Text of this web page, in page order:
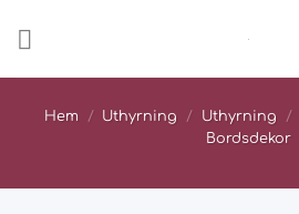
Hem / Uthyrning / Uthyrning /
Bordsdekor